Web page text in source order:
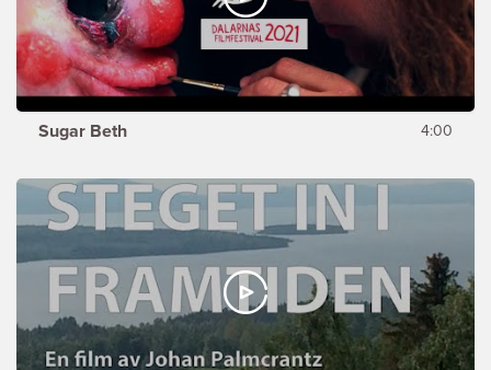
Sugar Beth 4:00